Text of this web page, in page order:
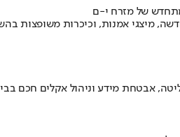
של מזרח י-ם
אבטחת מידע וניהול אקלים חכם